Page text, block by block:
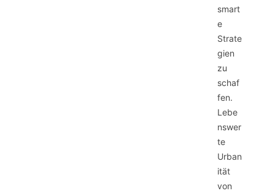
smart
e
Strate
gien
zu
schaf
fen.
Lebe
nswer
te
Urban
ität
von